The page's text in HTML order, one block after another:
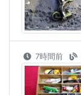
7時間前